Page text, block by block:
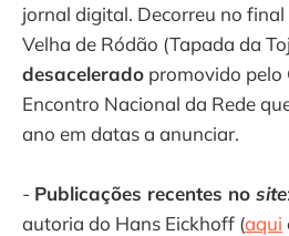
jornal digital. Decorreu no
Velha de Ródão (Tapada da
desacelerado promovido pelo
Encontro Nacional da Rede
ano em datas a anunciar.
- Publicações recentes no site
autoria do Hans Eickhoff (aqui